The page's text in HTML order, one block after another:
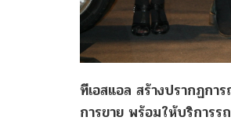
ทีเอสแอล สร้างปรากฏก
การขาย พร้อมให้บริการร